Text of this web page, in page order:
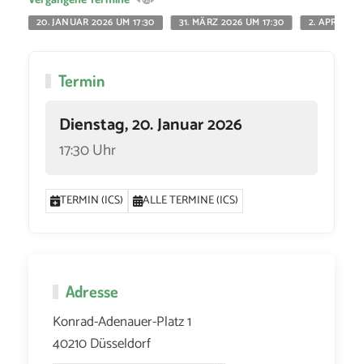
20. JANUAR 2026 UM 17:30
31. MÄRZ 2026 UM 17:30 2. APRIL
Termin
Dienstag, 20. Januar 2026
17:30 Uhr
TERMIN (ICS) ALLE TERMINE (ICS)
Adresse
Konrad-Adenauer-Platz 1
40210 Düsseldorf